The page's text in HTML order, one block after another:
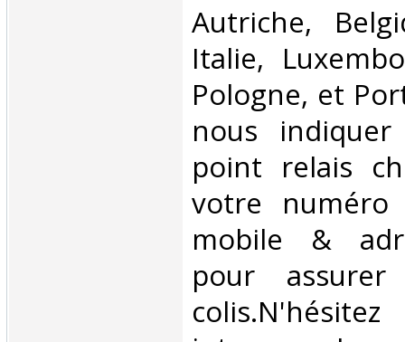
Autriche,
Italie,
Pologne, et
nous
point relais
votre numéro
mobile &
pour